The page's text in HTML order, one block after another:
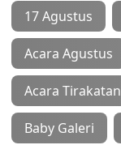
17 Agustus
Acara Agustus
Acara Tirakatan
Baby Galeri